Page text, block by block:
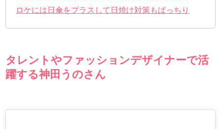
ロケには日傘をプラスして日焼け対策もばっちり
タレントやファッションデザイナーで活
躍する神田うのさん